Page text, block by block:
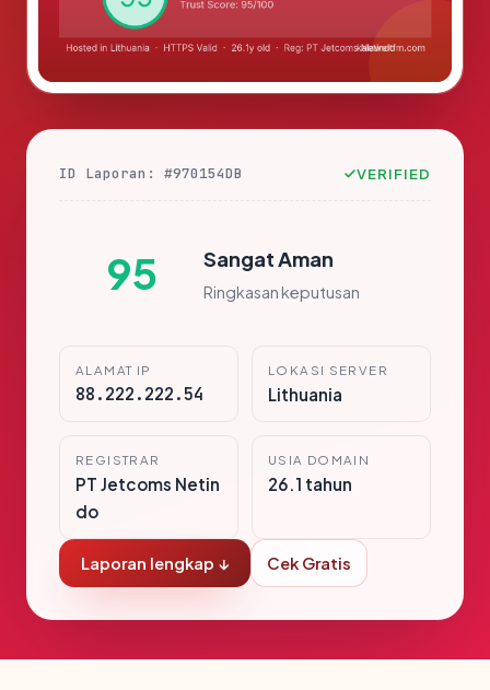
ID Laporan: #970154DB VERIFIED
95 Sangat Aman
Ringkasan keputusan
ALAMAT IP
88.222.222.54
LOKASI SERVER
Lithuania
REGISTRAR
PT Jetcoms Netin
do
USIA DOMAIN
26.1 tahun
Laporan lengkap ↓ Cek Gratis